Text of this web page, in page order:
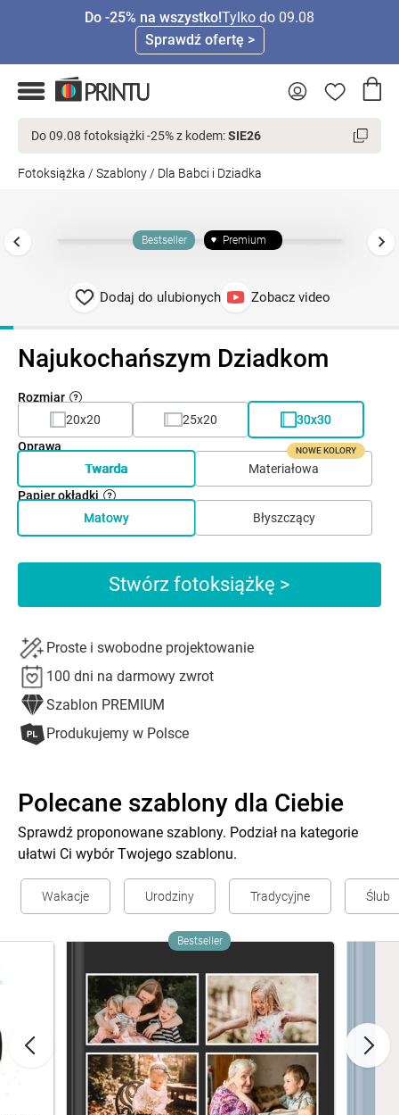
Do -25% na wszystko!Tylko do 09.08
Sprawdź ofertę >
Do 09.08 fotoksiążki -25% z kodem:SIE26
Fotoksiążka / Szablony / Dla Babci i Dziadka
Bestseller Premium
Dodaj do ulubionych Zobacz video
Najukochańszym Dziadkom
Rozmiar
20x20
25x20
30x30
Oprawa
Twarda
Materiałowa
NOWE KOLORY
Papier okładki
Matowy
Błyszczący
Stwórz fotoksiążkę >
Proste i swobodne projektowanie
100 dni na darmowy zwrot
Szablon PREMIUM
Produkujemy w Polsce
Polecane szablony dla Ciebie
Sprawdź proponowane szablony. Podział na kategorie
ułatwi Ci wybór Twojego szablonu.
Wakacje Urodziny Tradycyjne Ślub
Bestseller